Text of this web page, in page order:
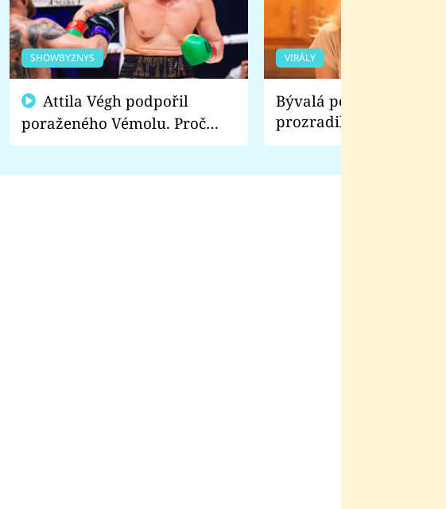
SHOWBYZNYS
poraženého Vémolu. Proč
chce raději zápasit s ním než
VIRÁLY
Bývalá pornoherečka
prozradila, co ji
natáčení Euforie.